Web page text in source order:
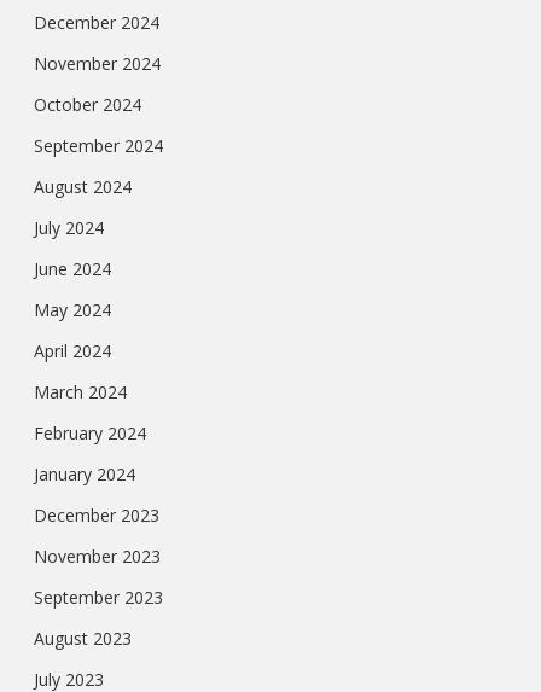
December 2024
November 2024
October 2024
September 2024
August 2024
July 2024
June 2024
May 2024
April 2024
March 2024
February 2024
January 2024
December 2023
November 2023
September 2023
August 2023
July 2023